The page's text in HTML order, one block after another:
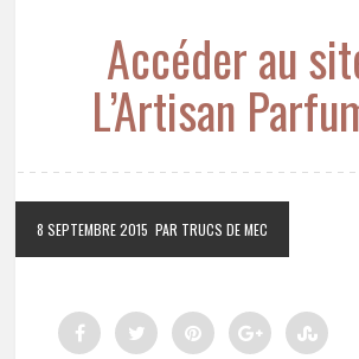
Accéder au
L’Artisan
8 SEPTEMBRE 2015 PAR TRUCS DE MEC